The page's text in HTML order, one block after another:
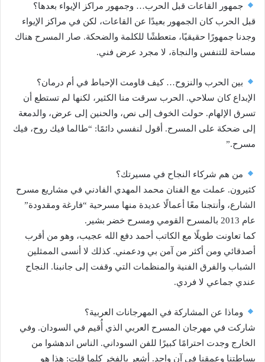
جمهور القاعات قبل الحرب… وجمهور مراكز الإيواء بعدها؟
قبل الحرب كان الجمهور بعيدًا عن القاعات، لكن في مراكز الإيواء
وجدنا جمهورًا حقيقيًا، متعطشًا للكلمة والضحكة. صار المسرح هناك
مساحة للتنفس والنجاة، لا مجرد عرض فني.
بين الحرب والنزوح… كيف قاومت الإحباط في أم درمان؟
الإبداع كان سلاحي. الحرب سرقت منا الكثير، لكنها لم تستطع أن
تسرق الإلهام. حولت الخوف إلى نص، والحنين إلى عرض، والدمعة
إلى ضحكة على المسرح. أقول لنفسي دائمًا: “طالما فيك روح، فيك
مسرح.”
من هم شركاء النجاح في مسيرتك؟
كثيرون. عملت مع الفنان محمد المهدي الفادني في مشاريع مسرح
الشارع، وأنتجنا معًا أعمالًا عديدة منها مسرحية “فارغة ومقدودة”
عام 2013 بالمسرح القومي ومسرح خضر بشير.
كما تعاونت طويلًا مع الكاتب أحمد دفع الله عجيب، وهو من أقرب
أصدقائي ومن أكثر من آمن بي ودعمني. كذلك لا أنسى الممثلين
الشباب والفرق الفنية والمنظمات التي وقفت إلى جانبنا. النجاح
عندي جماعي لا فردي.
وماذا عن المشاركة في المهرجانات العربية؟
شاركت في مهرجان المسرح العربي الذي أُقيم في السودان. وفي
الخارج وجدت احترامًا كبيرًا للفن السوداني. الناس اندهشوا من
بساطتنا وعمقنا في آنٍ واحد. أشعر بالفخر كلما قلت: هذا هو